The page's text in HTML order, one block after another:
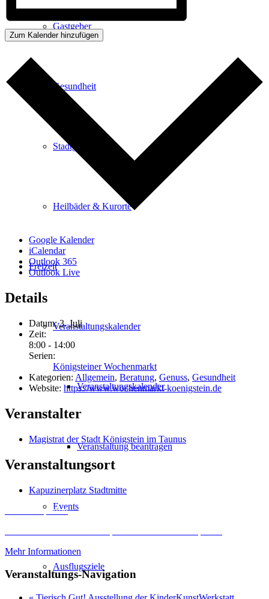
Gastgeber
Gesundheit
Stadtgeschichte
Heilbäder & Kurorte
Freizeit
Veranstaltungskalender
Veranstaltungskalender
Veranstaltung beantragen
Events
Ausflugsziele
Zum Kalender hinzufügen
Google Kalender
iCalendar
Outlook 365
Outlook Live
Details
Datum: 3. Juli
Zeit:
8:00 - 14:00
Serien:
Königsteiner Wochenmarkt
Kategorien: Allgemein, Beratung, Genuss, Gesundheit
Website: https://www.wochenmarkt-koenigstein.de
Veranstalter
Magistrat der Stadt Königstein im Taunus
Veranstaltungsort
Kapuzinerplatz Stadtmitte
Inhalt entsperren
Mehr Informationen
Veranstaltungs-Navigation